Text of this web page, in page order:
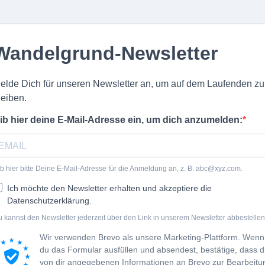
Newsletter
Dich für unseren Newsletter an, um auf dem Laufenden zu
hier deine E-Mail-Adresse ein, um dich anzumelden:
hier bitte Deine E-Mail-Adresse für die Anmeldung an, z. B. abc@xyz.com.
Ich möchte den Newsletter erhalten und akzeptiere die
Datenschutzerklärung.
kannst den Newsletter jederzeit über den Link in unserem Newsletter
Wir verwenden Brevo als unsere Marketing-Plattform. Wenn
du das Formular ausfüllen und absendest, bestätige, dass
von dir angegebenen Informationen an Brevo zur